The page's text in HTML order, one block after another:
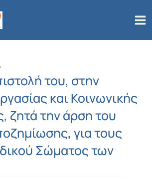
του, στην
και Κοινωνικής
ζητά την άρση του
για τους
Σώματος των